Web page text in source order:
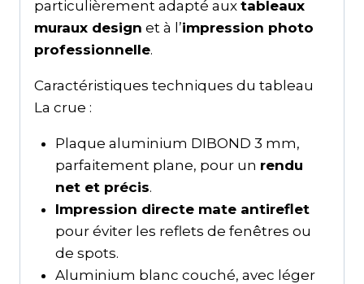
particulièrement adapté aux tableaux
muraux design et à l’impression photo
professionnelle.
Caractéristiques techniques du tableau
La crue :
Plaque aluminium DIBOND 3 mm,
parfaitement plane, pour un rendu
net et précis.
Impression directe mate antireflet
pour éviter les reflets de fenêtres ou
de spots.
Aluminium blanc couché, avec léger